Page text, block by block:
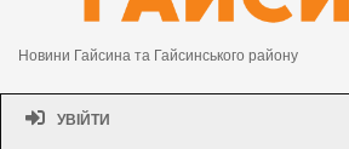
Новини Гайсина та Гайсинського району
УВІЙТИ